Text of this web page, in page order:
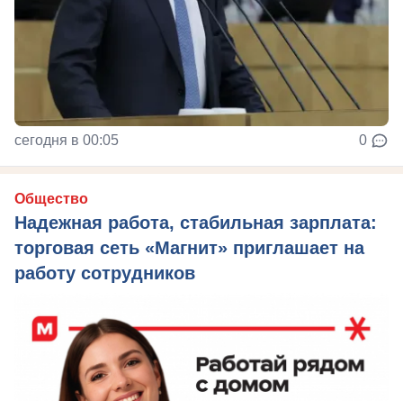
сегодня в 00:05 0
Общество
Надежная работа, стабильная зарплата:
торговая сеть «Магнит» приглашает на
работу сотрудников